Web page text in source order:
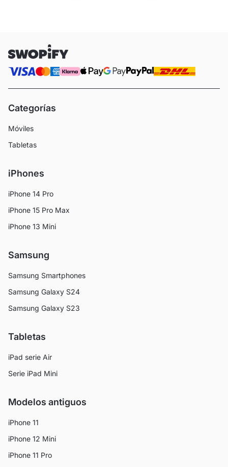
Categorías
Móviles
Tabletas
iPhones
iPhone 14 Pro
iPhone 15 Pro Max
iPhone 13 Mini
Samsung
Samsung Smartphones
Samsung Galaxy S24
Samsung Galaxy S23
Tabletas
iPad serie Air
Serie iPad Mini
Modelos antiguos
iPhone 11
iPhone 12 Mini
iPhone 11 Pro